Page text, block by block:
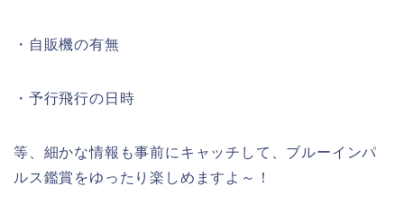
・自販機の有無
・予行飛行の日時
等、細かな情報も事前にキャッチして、ブルーインパ
ルス鑑賞をゆったり楽しめますよ～！